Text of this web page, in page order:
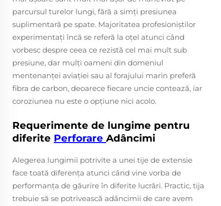
parcursul turelor lungi, fără a simți presiunea
suplimentară pe spate. Majoritatea profesioniștilor
experimentați încă se referă la oțel atunci când
vorbesc despre ceea ce rezistă cel mai mult sub
presiune, dar mulți oameni din domeniul
mentenanței aviației sau al forajului marin preferă
fibra de carbon, deoarece fiecare uncie contează, iar
coroziunea nu este o opțiune nici acolo.
Requerimente de lungime pentru
diferite Perforare Adâncimi
Alegerea lungimii potrivite a unei tije de extensie
face toată diferența atunci când vine vorba de
performanța de găurire în diferite lucrări. Practic, tija
trebuie să se potrivească adâncimii de care avem